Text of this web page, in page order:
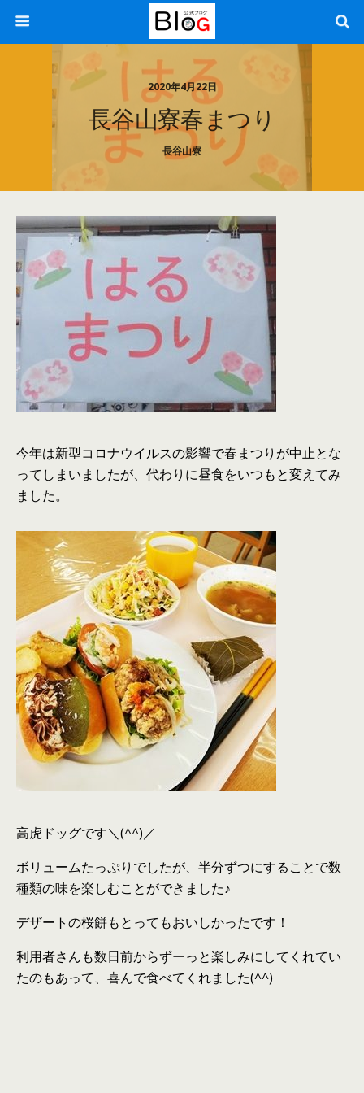
2020年4月22日
長谷山寮春まつり
長谷山寮
今年は新型コロナウイルスの影響で春まつりが中止とな
ってしまいましたが、代わりに昼食をいつもと変えてみ
ました。
高虎ドッグです＼(^^)／
ボリュームたっぷりでしたが、半分ずつにすることで数
種類の味を楽しむことができました♪
デザートの桜餅もとってもおいしかったです！
利用者さんも数日前からずーっと楽しみにしてくれてい
たのもあって、喜んで食べてくれました(^^)